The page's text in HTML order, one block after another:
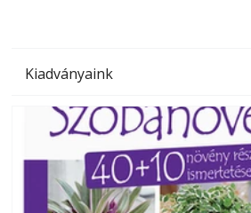
Kiadványaink